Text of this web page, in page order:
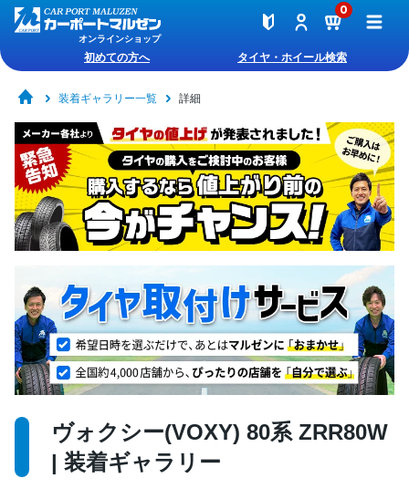
オンラインショップ
0
初めての方へ タイヤ・ホイール検索
装着ギャラリー一覧 詳細
ヴォクシー(VOXY) 80系 ZRR80W
| 装着ギャラリー